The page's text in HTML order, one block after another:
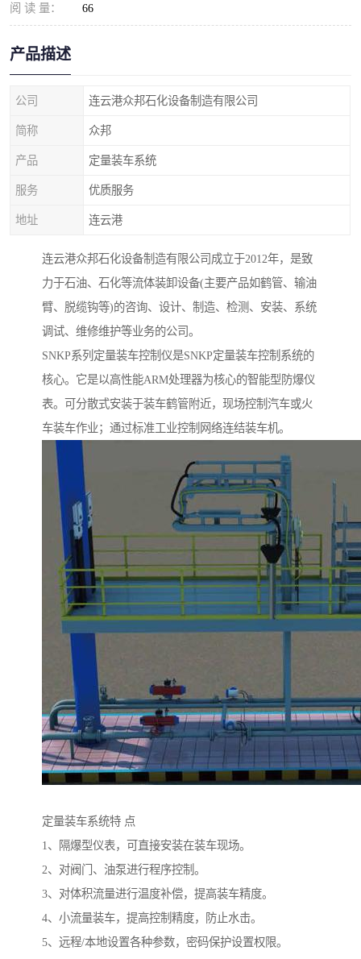
阅 读 量： 66
产品描述
公司 连云港众邦石化设备制造有限公司
简称 众邦
产品 定量装车系统
服务 优质服务
地址 连云港
连云港众邦石化设备制造有限公司成立于2012年，是致
力于石油、石化等流体装卸设备(主要产品如鹤管、输油
臂、脱缆钩等)的咨询、设计、制造、检测、安装、系统
调试、维修维护等业务的公司。
SNKP系列定量装车控制仪是SNKP定量装车控制系统的
核心。它是以高性能ARM处理器为核心的智能型防爆仪
表。可分散式安装于装车鹤管附近，现场控制汽车或火
车装车作业；通过标准工业控制网络连结装车机。
定量装车系统特 点
1、隔爆型仪表，可直接安装在装车现场。
2、对阀门、油泵进行程序控制。
3、对体积流量进行温度补偿，提高装车精度。
4、小流量装车，提高控制精度，防止水击。
5、远程/本地设置各种参数，密码保护设置权限。